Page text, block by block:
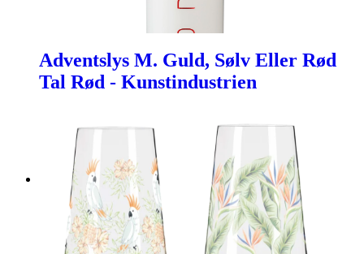
Adventslys M. Guld, Sølv Eller Rød
Tal Rød - Kunstindustrien